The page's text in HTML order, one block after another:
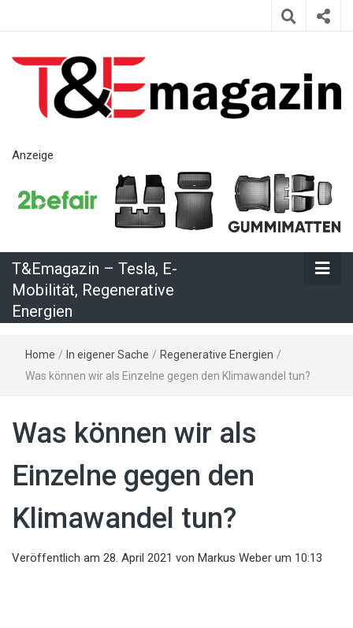
– Tesla, E-
Mobilität,
Regenerative
Energien
Anzeige
T&Emagazin – Tesla, E-
Mobilität, Regenerative
Energien
Home / In eigener Sache / Regenerative Energien /
Was können wir als Einzelne gegen den Klimawandel tun?
Was können wir als
Einzelne gegen den
Klimawandel tun?
Veröffentlich am 28. April 2021 von Markus Weber um 10:13